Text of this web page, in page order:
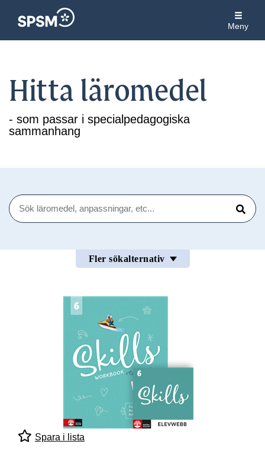
Meny
Hitta läromedel
- som passar i specialpedagogiska
sammanhang
Sök
Sök
Fler sökalternativ
Spara i lista